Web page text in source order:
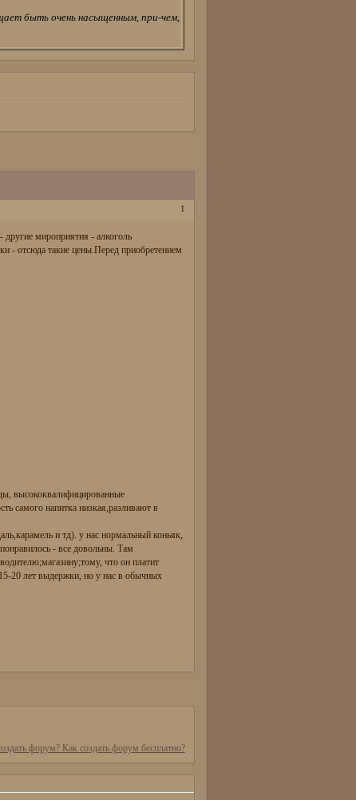
быть очень насыщенным, при-чем,
1
мироприятия - алкоголь
- отсюда такие цены.Перед приобретением
высококвалифицированные
самого напитка низкая,разливают в
и тд). у нас нормальный коньяк,
- все довольны. Там
что он платит
20 лет выдержки, но у нас в обычных